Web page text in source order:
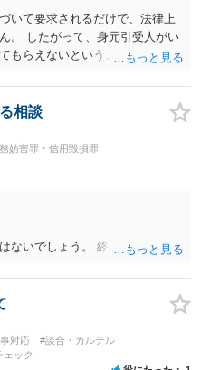
いて要求されるだけで、法律上
。 したがって、身元引受人がい
もらえないということはありま
受書に署名・押印をさせ、被疑
能が果たされ得ると考える形に
ば身元引受をお願いし、いない
れば良いでしょう。 上記、ご参
相談
妨害罪・信用毀損罪
ないでしょう。 終わり
対応
#談合・カルテル
ェック